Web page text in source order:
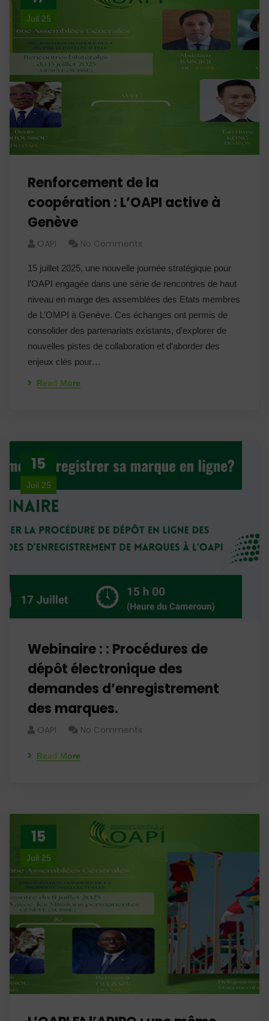
Juil 25
Renforcement de la
coopération : L’OAPI active à
Genève
OAPI No Comments
15 juillet 2025, une nouvelle journée stratégique pour
l’OAPI engagée dans une série de rencontres de haut
niveau en marge des assemblées des Etats membres
de L’OMPI à Genève. Ces échanges ont permis de
consolider des partenariats existants, d’explorer de
nouvelles pistes de collaboration et d’aborder des
enjeux clés pour…
Read More
15
Juil 25
Webinaire : : Procédures de
dépôt électronique des
demandes d’enregistrement
des marques.
OAPI No Comments
Read More
15
Juil 25